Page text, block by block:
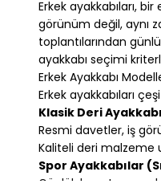
42.5(175)
43(240)
44(238)
44 ⅔ (39)
44,5(2)
45 ⅓
46.5
(18)
44.5(102)
46(39)
45 (212)
Erkek ayakkabıları,
görünüm değil, aynı
toplantılarından
ayakkabı seçimi
Erkek Ayakkabı
Erkek ayakkabıları
Klasik Deri
Resmi davetler, iş
Kaliteli deri malzeme
Spor Ayakkabılar
Günlük hayatın ve